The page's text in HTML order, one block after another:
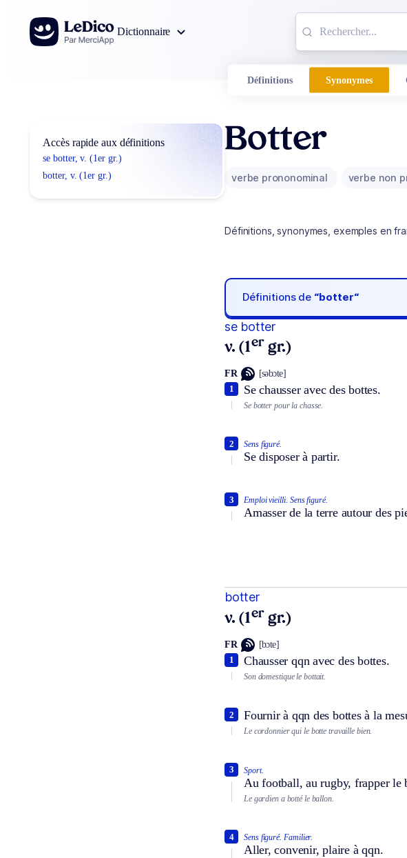
Aller au contenu
Dictionnaire
Définitions Synonymes
Accès rapide aux définitions
se botter, v. (1er gr.)
botter, v. (1er gr.)
Botter
verbe prononominal verbe non
Définitions, synonymes, exemples en
Définitions de “botter“
se botter
v. (1er gr.)
FR [səbɔte]
Se chausser avec des bottes.
1
Se botter pour la chasse.
Sens figuré.
Se disposer à partir.
2
Emploi vieilli. Sens figuré.
Amasser de la terre autour des
3
botter
v. (1er gr.)
FR [bɔte]
Chausser qqn avec des bottes.
1
Son domestique le bottait.
Fournir à qqn des bottes à la
2
Le cordonnier qui le botte travaille bien.
Sport.
Au football, au rugby, frapper le
3
Le gardien a botté le ballon.
Sens figuré. Familier.
Aller, convenir, plaire à qqn.
4